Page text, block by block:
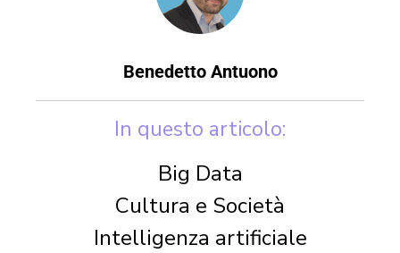
Benedetto Antuono
In questo articolo:
Big Data
Cultura e Società
Intelligenza artificiale